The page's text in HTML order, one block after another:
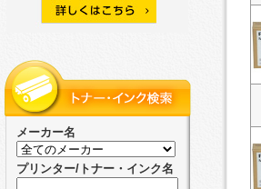
メーカー名
プリンター/トナー・インク名